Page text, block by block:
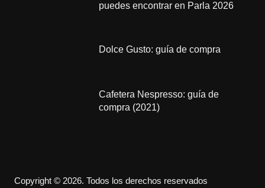
puedes encontrar en Parla 2026
Dolce Gusto: guía de compra
Cafetera Nespresso: guía de
compra (2021)
Copyright © 2026. Todos los derechos reservados